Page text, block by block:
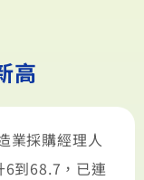
高
業採購經理人
6到68.7，已連